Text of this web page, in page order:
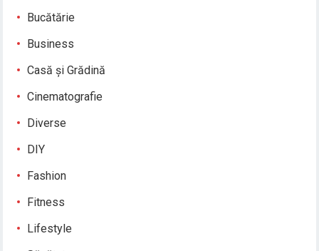
Bucătărie
Business
Casă și Grădină
Cinematografie
Diverse
DIY
Fashion
Fitness
Lifestyle